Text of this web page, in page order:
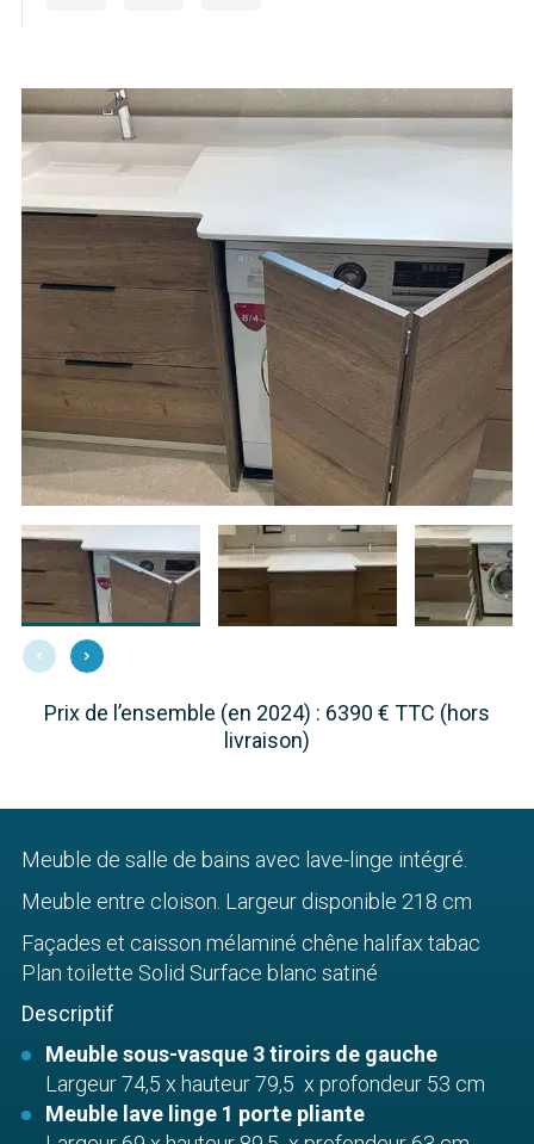
Prix de l’ensemble (en 2024) : 6390 € TTC (hors
livraison)
Meuble de salle de bains avec lave-linge intégré.
Meuble entre cloison. Largeur disponible 218 cm
Façades et caisson mélaminé chêne halifax tabac
Plan toilette Solid Surface blanc satiné
Descriptif
Meuble sous-vasque 3 tiroirs de gauche
Largeur 74,5 x hauteur 79,5 x profondeur 53 cm
Meuble lave linge 1 porte pliante